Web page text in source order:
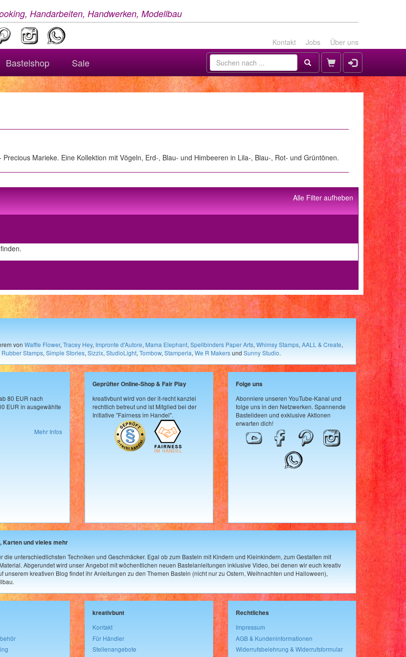
Handarbeiten, Handwerken, Modellbau
Kontakt Jobs Über uns
Bastelshop Sale
Marieke. Eine Kollektion mit Vögeln, Erd-, Blau- und Himbeeren in Lila-, Blau-, Rot- und Grüntönen.
Alle Filter aufheben
von Waffle Flower, Tracey Hey, Impronte d'Autore, Mama Elephant, Spellbinders Paper Arts, Whimsy Stamps, AALL & Create,
Stamps, Simple Stories, Sizzix, StudioLight, Tombow, Stamperia, We R Makersund Sunny Studio.
80 EUR nach
EUR in ausgewählte
Mehr Infos
Geprüfter Online-Shop & Fair Play
kreativbunt wird von der it-recht kanzlei
rechtlich betreut und ist Mitglied bei der
Initiative "Fairness im Handel".
Folge uns
Abonniere unseren YouTube-Kanal und
folge uns in den Netzwerken. Spannende
Bastelideen und exklusive Aktionen
erwarten dich!
Karten und vieles mehr
unterschiedlichsten Techniken und Geschmäcker. Egal ob zum Basteln mit Kindern und Kleinkindern, zum Gestalten mit
Abgerundet wird unser Angebot mit wöchentlichen neuen Bastelanleitungen inklusive Video, bei denen wir euch kreativ
kreativen Blog findet ihr Anleitungen zu den Themen Basteln (nicht nur zu Ostern, Weihnachten und Halloween),
kreativbunt
Kontakt
Für Händler
Stellenangebote
Rechtliches
Impressum
AGB & Kundeninformationen
Widerrufsbelehrung & Widerrufsformular